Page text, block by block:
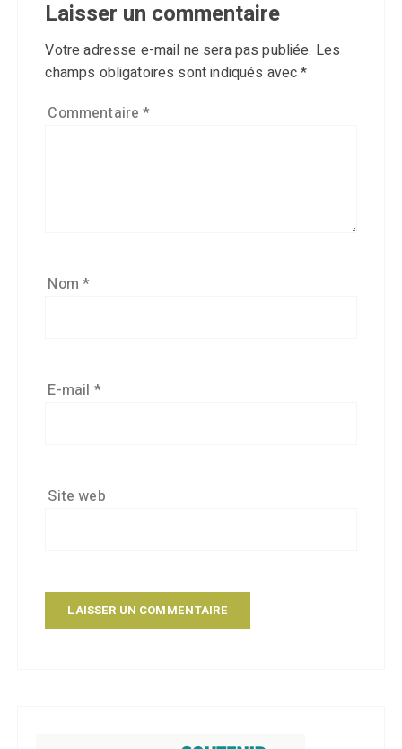
Laisser un commentaire
Votre adresse e-mail ne sera pas publiée. Les
champs obligatoires sont indiqués avec*
Commentaire*
Nom*
E-mail *
Site web